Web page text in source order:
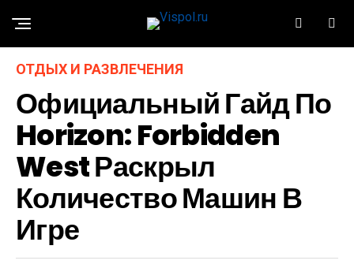
ОТДЫХ И РАЗВЛЕЧЕНИЯ
Официальный Гайд По
Horizon: Forbidden
West Раскрыл
Количество Машин В
Игре